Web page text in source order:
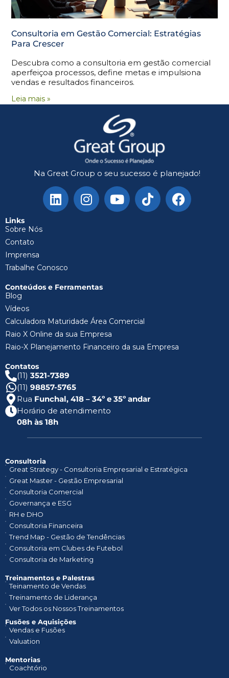
Consultoria em Gestão Comercial: Estratégias
Para Crescer
Descubra como a consultoria em gestão comercial
aperfeiçoa processos, define metas e impulsiona
vendas e resultados financeiros.
Leia mais »
Na Great Group o seu sucesso é planejado!
Links
Sobre Nós
Contato
Imprensa
Trabalhe Conosco
Conteúdos e Ferramentas
Blog
Vídeos
Calculadora Maturidade Área Comercial
Raio X Online da sua Empresa
Raio-X Planejamento Financeiro da sua Empresa
Contatos
(11) 3521-7389
(11) 98857-5765
Rua Funchal, 418 – 34º e 35º andar
Horário de atendimento
08h às 18h
Consultoria
Great Strategy - Consultoria Empresarial e Estratégica
Great Master - Gestão Empresarial
Consultoria Comercial
Governança e ESG
RH e DHO
Consultoria Financeira
Trend Map - Gestão de Tendências
Consultoria em Clubes de Futebol
Consultoria de Marketing
Treinamentos e Palestras​
Teinamento de Vendas
Treinamento de Liderança
Ver Todos os Nossos Treinamentos
Fusões e Aquisições
Vendas e Fusões
Valuation
Mentorias
Coachtório